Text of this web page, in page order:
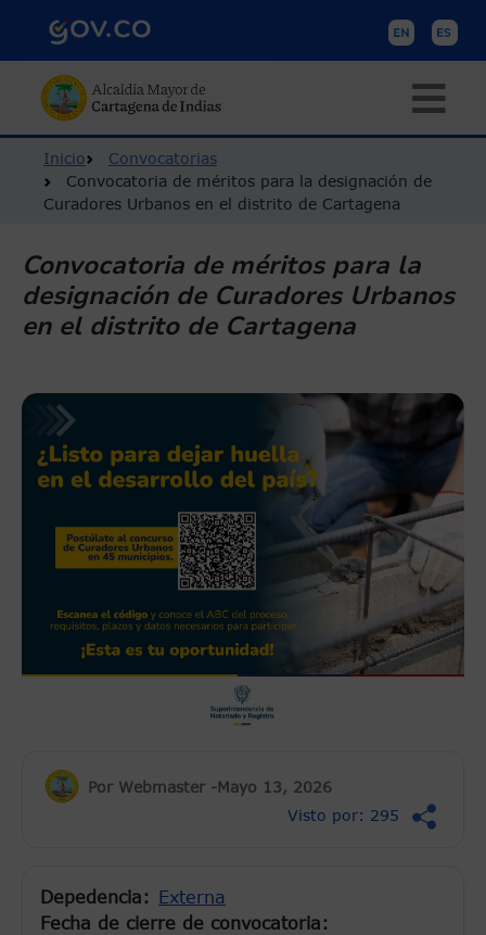
Ruta de navegación
Inicio
Convocatorias
Convocatoria de méritos para la designación de
Curadores Urbanos en el distrito de Cartagena
Convocatoria de méritos para la
designación de Curadores Urbanos
en el distrito de Cartagena
Por Webmaster -Mayo 13, 2026
Visto por: 295
Depedencia
Externa
Fecha de cierre de convocatoria: